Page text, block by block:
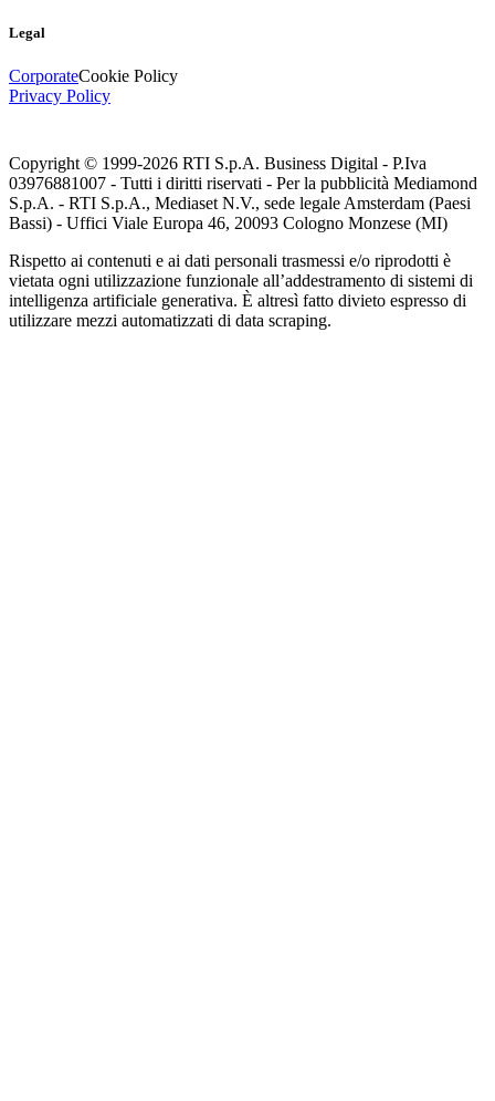
Legal
CorporateCookie Policy
Privacy Policy
Copyright © 1999-2026 RTI S.p.A. Business Digital - P.Iva
03976881007 - Tutti i diritti riservati - Per la pubblicità Mediamond
S.p.A. - RTI S.p.A., Mediaset N.V., sede legale Amsterdam (Paesi
Bassi) - Uffici Viale Europa 46, 20093 Cologno Monzese (MI)
Rispetto ai contenuti e ai dati personali trasmessi e/o riprodotti è
vietata ogni utilizzazione funzionale all’addestramento di sistemi di
intelligenza artificiale generativa. È altresì fatto divieto espresso di
utilizzare mezzi automatizzati di data scraping.